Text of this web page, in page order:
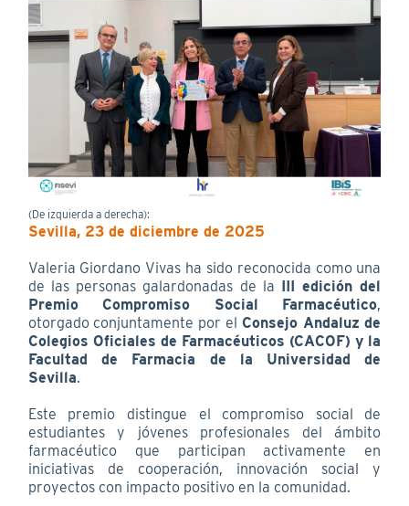
(De izquierda a derecha):
Sevilla, 23 de diciembre de 2025
Valeria Giordano Vivas ha sido reconocida como una
de las personas galardonadas de la III edición del
Premio Compromiso Social Farmacéutico,
otorgado conjuntamente por el Consejo Andaluz de
Colegios Oficiales de Farmacéuticos (CACOF) y la
Facultad de Farmacia de la Universidad de
Sevilla.
Este premio distingue el compromiso social de
estudiantes y jóvenes profesionales del ámbito
farmacéutico que participan activamente en
iniciativas de cooperación, innovación social y
proyectos con impacto positivo en la comunidad.